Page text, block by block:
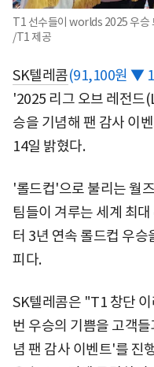
T1 선수들이 worlds 2025 우승
/T1 제공
SK텔레콤(91,100원 ▼
'2025 리그 오브 레전드
승을 기념해 팬 감사 이
14일 밝혔다.
'롤드컵'으로 불리는 월
팀들이 겨루는 세계 최
터 3년 연속 롤드컵 우승
피다.
SK텔레콤은 "T1 창단 이
번 우승의 기쁨을 고객
념 팬 감사 이벤트'를 진